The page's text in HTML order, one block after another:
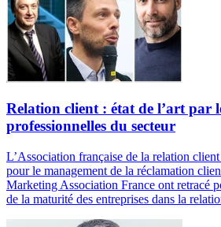
Relation client : état de l’art par
professionnelles du secteur
L’Association française de la relation
pour le management de la réclamation
Marketing Association France ont retracé
de la maturité des entreprises dans la